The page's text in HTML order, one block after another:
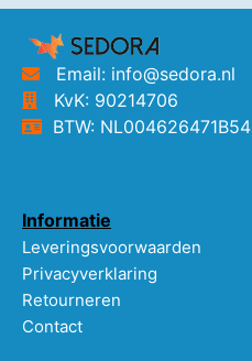
Email: info@sedora.nl
KvK: 90214706
BTW: NL004626471B54
Informatie
Leveringsvoorwaarden
Privacyverklaring
Retourneren
Contact